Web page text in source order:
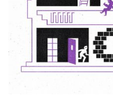
pozvánky